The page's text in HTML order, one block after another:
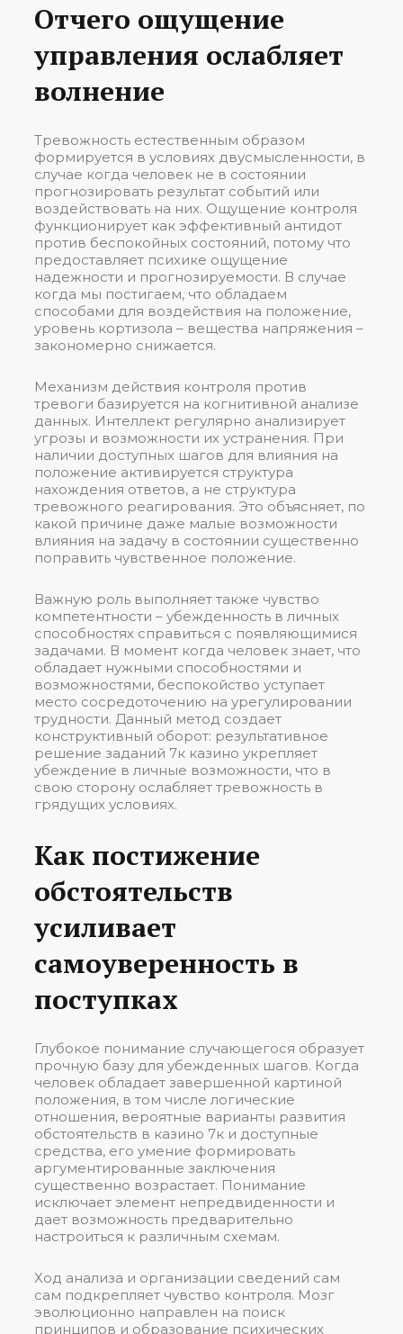
Отчего ощущение
управления ослабляет
волнение
Тревожность естественным образом
формируется в условиях двусмысленности, в
случае когда человек не в состоянии
прогнозировать результат событий или
воздействовать на них. Ощущение контроля
функционирует как эффективный антидот
против беспокойных состояний, потому что
предоставляет психике ощущение
надежности и прогнозируемости. В случае
когда мы постигаем, что обладаем
способами для воздействия на положение,
уровень кортизола – вещества напряжения –
закономерно снижается.
Механизм действия контроля против
тревоги базируется на когнитивной анализе
данных. Интеллект регулярно анализирует
угрозы и возможности их устранения. При
наличии доступных шагов для влияния на
положение активируется структура
нахождения ответов, а не структура
тревожного реагирования. Это объясняет, по
какой причине даже малые возможности
влияния на задачу в состоянии существенно
поправить чувственное положение.
Важную роль выполняет также чувство
компетентности – убежденность в личных
способностях справиться с появляющимися
задачами. В момент когда человек знает, что
обладает нужными способностями и
возможностями, беспокойство уступает
место сосредоточению на урегулировании
трудности. Данный метод создает
конструктивный оборот: результативное
решение заданий 7к казино укрепляет
убеждение в личные возможности, что в
свою сторону ослабляет тревожность в
грядущих условиях.
Как постижение
обстоятельств
усиливает
самоуверенность в
поступках
Глубокое понимание случающегося образует
прочную базу для убежденных шагов. Когда
человек обладает завершенной картиной
положения, в том числе логические
отношения, вероятные варианты развития
обстоятельств в казино 7к и доступные
средства, его умение формировать
аргументированные заключения
существенно возрастает. Понимание
исключает элемент непредвиденности и
дает возможность предварительно
настроиться к различным схемам.
Ход анализа и организации сведений сам
сам подкрепляет чувство контроля. Мозг
эволюционно направлен на поиск
принципов и образование психических